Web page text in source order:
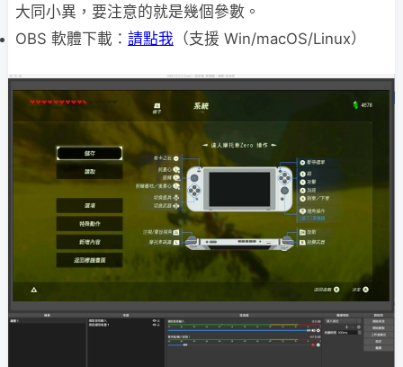
大同小異，要注意的就是幾個參數。
OBS 軟體下載： 請點我 （支援 Win/macOS/Linux）